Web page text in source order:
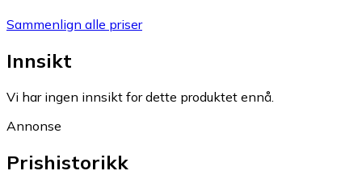
Sammenlign alle priser
Innsikt
Vi har ingen innsikt for dette produktet ennå.
Annonse
Prishistorikk